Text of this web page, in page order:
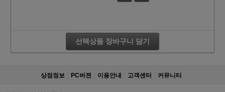
선택상품 장바구니 담기
상점정보 PC버젼 이용안내 고객센터 커뮤니티